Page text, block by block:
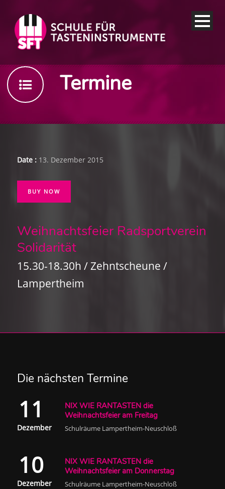
Termine
Date : 13. Dezember 2015
BUY NOW
Weihnachtsfeier Radsportverein
Solidarität
15.30-18.30h / Zehntscheune /
Lampertheim
Die nächsten Termine
11
Dezember
NIX WIE RANTASTEN die
Weihnachtsfeier am Freitag
Schulräume Lampertheim-Neuschloß
10
Dezember
NIX WIE RANTASTEN die
Weihnachtsfeier am Donnerstag
Schulräume Lampertheim-Neuschloß